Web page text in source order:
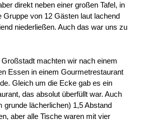
direkt neben einer großen Tafel, in
Gruppe von 12 Gästen laut lachend
niederließen. Auch das war uns zu
machten wir nach einem
Essen in einem Gourmetrestaurant
Gleich um die Ecke gab es ein
das absolut überfüllt war. Auch
grunde lächerlichen) 1,5 Abstand
aber alle Tische waren mit vier